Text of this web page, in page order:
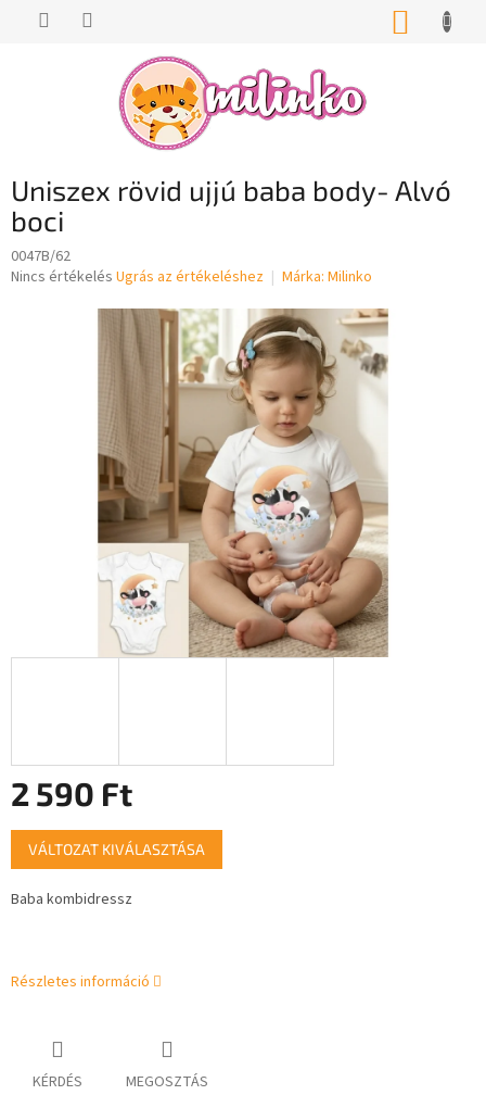
KOSÁR
Uniszex rövid ujjú baba body- Alvó
boci
0047B/62
A
Nincs értékelés Ugrás az értékeléshez Márka: Milinko
2 590 Ft
Egységár:
VÁLTOZAT KIVÁLASZTÁSA
Baba kombidressz
Részletes információ
KÉRDÉS MEGOSZTÁS